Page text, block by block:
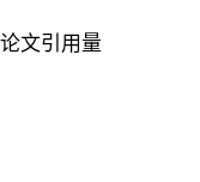
文引用量